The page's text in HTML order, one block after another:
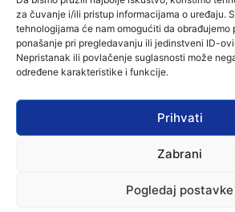
za čuvanje i/ili pristup informacijama o uređaju.
tehnologijama će nam omogućiti da obrađujemo
ponašanje pri pregledavanju ili jedinstveni ID-
Nepristanak ili povlačenje suglasnosti može
određene karakteristike i funkcije.
Prihvati
Zabrani
Pogledaj postavke
Aktualno
stotu godišnjicu
7 kolovoza, 2026